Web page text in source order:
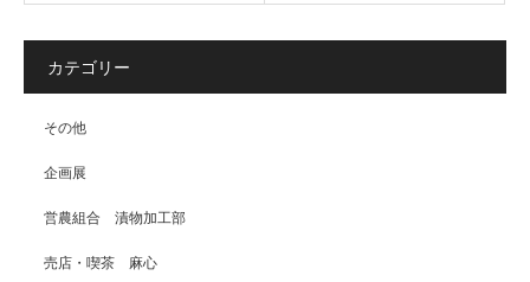
カテゴリー
その他
企画展
営農組合 漬物加工部
売店・喫茶 麻心